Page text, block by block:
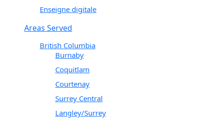
Enseigne digitale
Areas Served
British Columbia
Burnaby
Coquitlam
Courtenay
Surrey Central
Langley/Surrey